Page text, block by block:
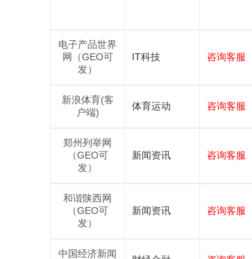
电子产品世界
网（GEO可
发）
IT科技 咨询客服
新浪体育(客
户端)
体育运动 咨询客服
郑州列举网
（GEO可
发）
新闻资讯 咨询客服
和谐陕西网
（GEO可
发）
新闻资讯 咨询客服
中国经济新闻